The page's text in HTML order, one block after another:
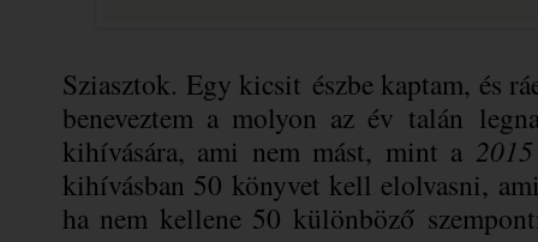
Sziasztok. Egy kicsit észbe kaptam, és
beneveztem a molyon az év talán
kihívására, ami nem mást, mint a
kihívásban 50 könyvet kell elolvasni,
ha nem kellene 50 különböző